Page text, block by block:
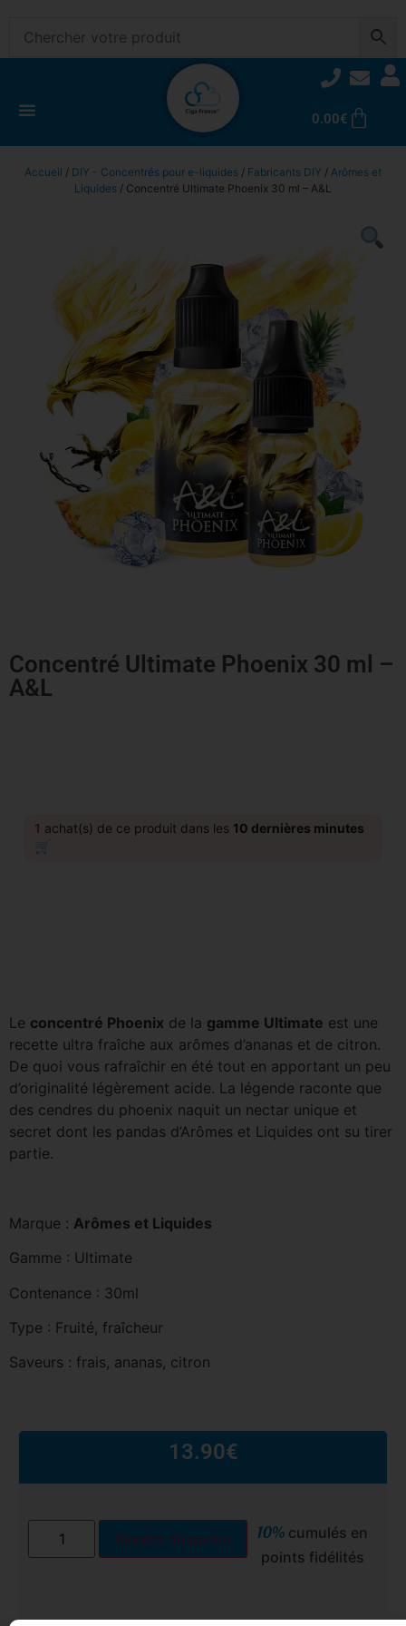
0.00€
Accueil / DIY - Concentrés pour e-liquides / Fabricants DIY / Arômes et
Liquides / Concentré Ultimate Phoenix 30 ml – A&L
Concentré Ultimate Phoenix 30 ml –
A&L
1 achat(s) de ce produit dans les 10 dernières minutes
🛒
Le concentré Phoenix de la gamme Ultimate est une
recette ultra fraîche aux arômes d’ananas et de citron.
De quoi vous rafraîchir en été tout en apportant un peu
d’originalité légèrement acide. La légende raconte que
des cendres du phoenix naquit un nectar unique et
secret dont les pandas d’Arômes et Liquides ont su tirer
partie.
Marque : Arômes et Liquides
Gamme : Ultimate
Contenance : 30ml
Type : Fruité, fraîcheur
Saveurs : frais, ananas, citron
13.90€
Ajouter au panier 10% cumulés en
points fidélités